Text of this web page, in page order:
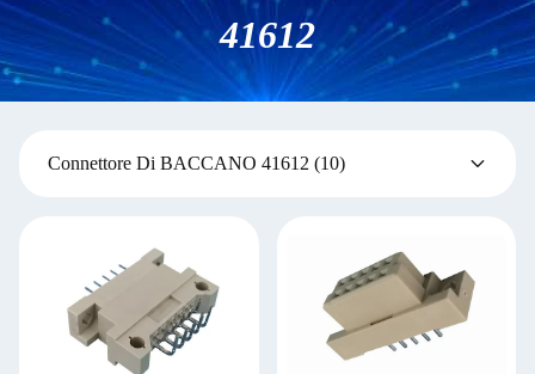
41612
Connettore Di BACCANO 41612 (10)